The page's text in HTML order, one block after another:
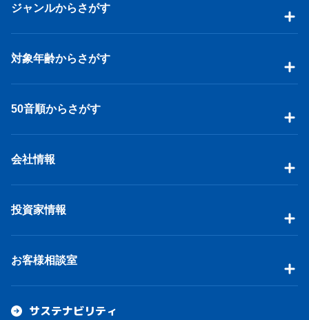
ジャンルからさがす
対象年齢からさがす
50音順からさがす
会社情報
投資家情報
お客様相談室
サステナビリティ